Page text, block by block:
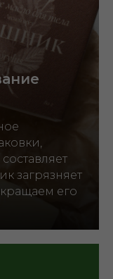
загрязняет
его